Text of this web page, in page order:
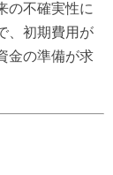
の不確実性に
、初期費用が
金の準備が求